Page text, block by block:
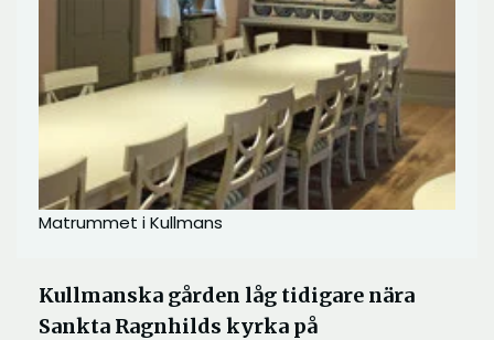
Matrummet i Kullmans
Kullmanska gården låg tidigare nära
Sankta Ragnhilds kyrka på